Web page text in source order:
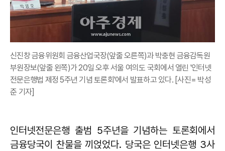
신진창 금융위원회 금융산업국장(앞줄 오른쪽)과 박충현 금융감독원
부원장보(앞줄 왼쪽)가 20일 오후 서울 여의도 국회에서 열린 '인터넷
전문은행법 제정 5주년 기념 토론회'에서 발표하고 있다. [사진= 박성
준 기자]
인터넷전문은행 출범 5주년을 기념하는 토론회에서
금융당국이 찬물을 끼얹었다. 당국은 인터넷은행 3사